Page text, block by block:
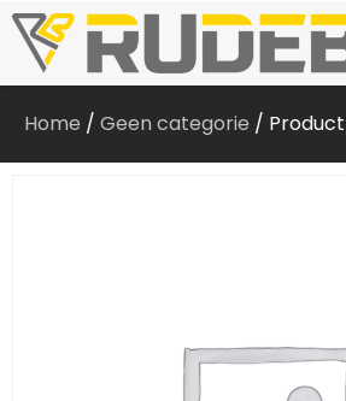
Home / Geen categorie / Product